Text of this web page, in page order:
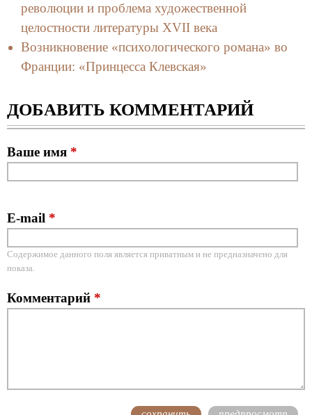
революции и проблема художественной
целостности литературы XVII века
Возникновение «психологического романа» во
Франции: «Принцесса Клевская»
ДОБАВИТЬ КОММЕНТАРИЙ
Ваше имя *
E-mail *
Содержимое данного поля является приватным и не предназначено для
показа.
Комментарий *